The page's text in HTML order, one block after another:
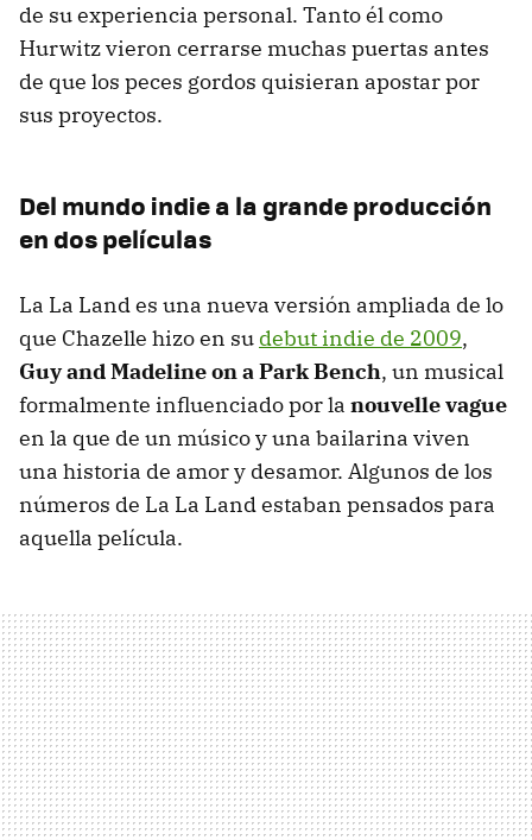
de su experiencia personal. Tanto él como
Hurwitz vieron cerrarse muchas puertas antes
de que los peces gordos quisieran apostar por
sus proyectos.
Del mundo indie a la grande producción
en dos películas
La La Land es una nueva versión ampliada de lo
que Chazelle hizo en su debut indie de 2009,
Guy and Madeline on a Park Bench, un musical
formalmente influenciado por la nouvelle vague
en la que de un músico y una bailarina viven
una historia de amor y desamor. Algunos de los
números de La La Land estaban pensados para
aquella película.